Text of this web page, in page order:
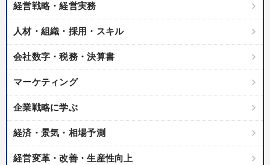
経営戦略・経営実務
人材・組織・採用・スキル
会社数字・税務・決算書
マーケティング
企業戦略に学ぶ
経済・景気・相場予測
経営変革・改善・生産性向上